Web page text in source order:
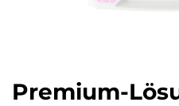
Premium-